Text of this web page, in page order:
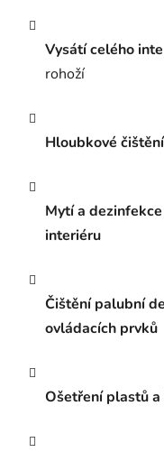
Vysátí celého
rohoží
Hloubkové
Mytí a
interiéru
Čištění palubní
ovládacích prvků
Ošetření plastů